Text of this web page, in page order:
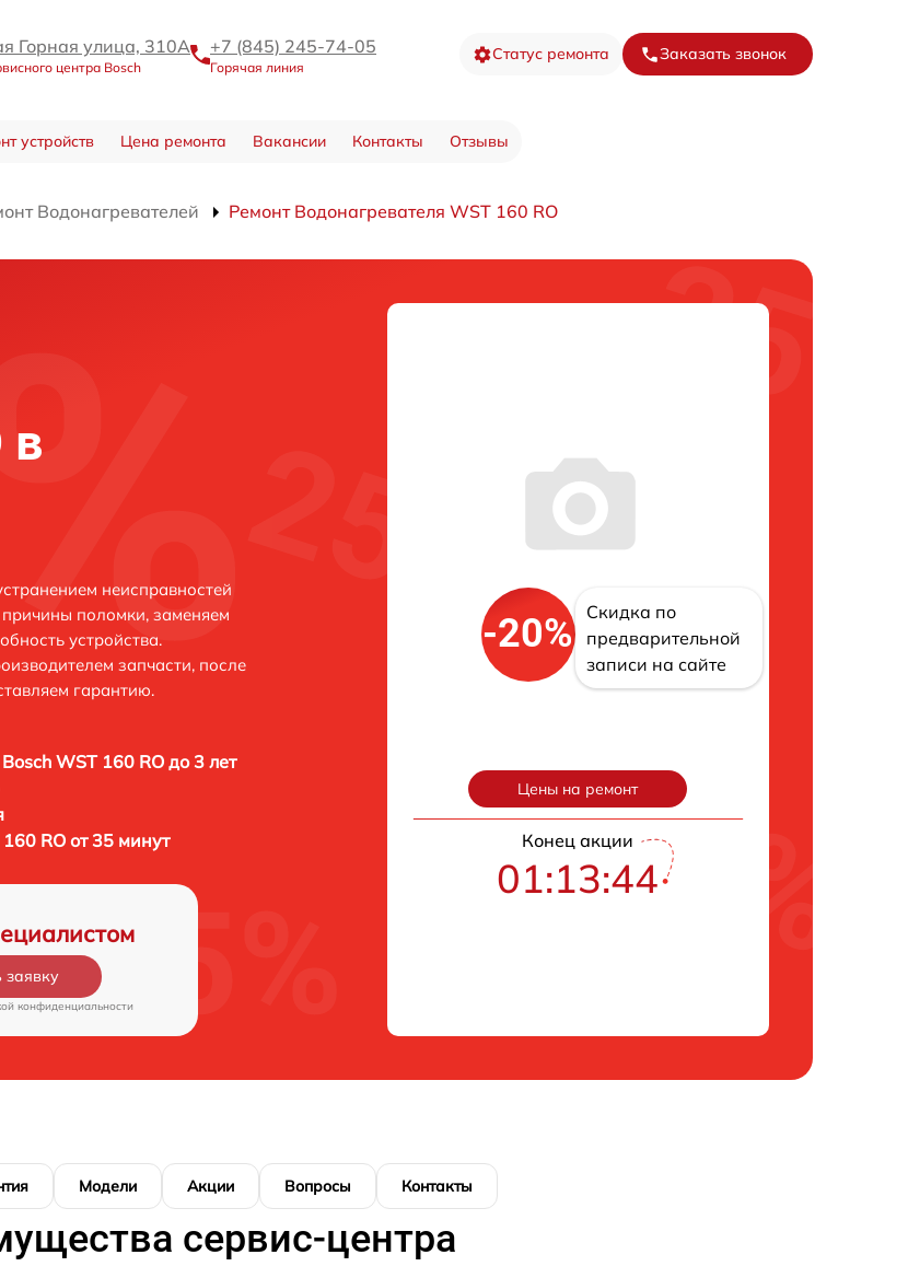
Горная улица, 310А
центра Bosch
+7 (845) 245-74-05
Горячая линия
Статус ремонта Заказать звонок
устройств Цена ремонта Вакансии Контакты Отзывы
Водонагревателей Ремонт Водонагревателя WST 160 RO
в
неисправностей
поломки, заменяем
устройства.
запчасти, после
гарантию.
WST 160 RO до 3 лет
RO от 35 минут
заявку
конфиденциальности
-20%
Скидка по
предварительной
записи на сайте
Цены на ремонт
Конец акции
01:13:43
Модели Акции Вопросы Контакты
сервис-центра